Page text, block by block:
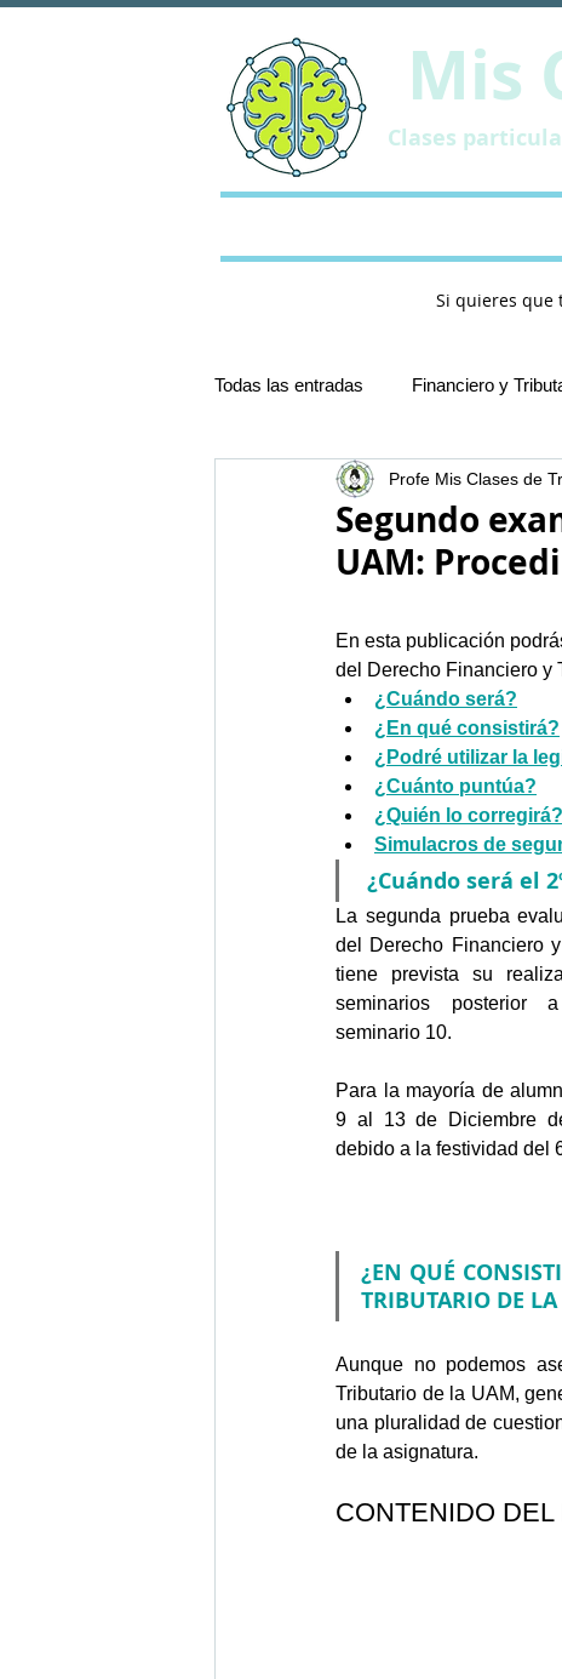
Mis
Clases
Si quieres que
Todas las entradas Financiero y
Sistema Tributario Español UC3M
Segundo
UAM:
Profe Mis Clases de
En esta publicación
del Derecho Financiero y
¿Cuándo será?
¿En qué consistirá?
¿Podré utilizar la
¿Cuánto puntúa?
¿Quién lo corregirá?
Simulacros de
¿Cuándo será el
La segunda prueba
del Derecho Financiero
tiene prevista su
seminarios posterior
seminario 10.
Para la mayoría de
9 al 13 de Diciembre
debido a la festividad del
¿EN QUÉ
TRIBUTARIO DE
Aunque no podemos
Tributario de la UAM,
una pluralidad de
de la asignatura.
CONTENIDO